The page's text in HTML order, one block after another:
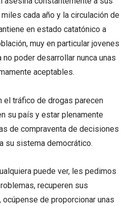
cada año y la circulación de
en estado catatónico a
muy en particular jovenes
poder desarrollar nunca unas
aceptables.
el tráfico de drogas parecen
su país y estar plenamente
de compraventa de decisiones
su sistema democrático.
puede ver, les pedimos
recuperen sus
de proporcionar unas